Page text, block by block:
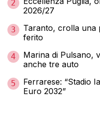
2
2026/27
3
Taranto, crolla una
ferito
4
Marina di Pulsano,
anche tre auto
5
Ferrarese: “Stadio
Euro 2032”